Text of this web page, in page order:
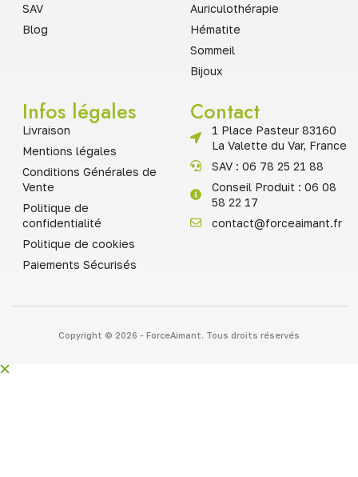
SAV
Blog
Auriculothérapie
Hématite
Sommeil
Bijoux
Infos légales
Livraison
Mentions légales
Conditions Générales de
Vente
Politique de
confidentialité
Politique de cookies
Paiements Sécurisés
Contact
1 Place Pasteur 83160
La Valette du Var, France
SAV : 06 78 25 21 88
Conseil Produit : 06 08
58 22 17
contact@forceaimant.fr
Copyright © 2026 - ForceAimant. Tous droits réservés